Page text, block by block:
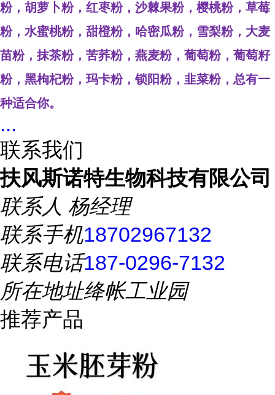
粉，胡萝卜粉，红枣粉，沙棘果粉，樱桃粉，草莓
粉，水蜜桃粉，甜橙粉，哈密瓜粉，雪梨粉，大麦
苗粉，抹茶粉，苦荞粉，燕麦粉，葡萄粉，葡萄籽
粉，黑枸杞粉，玛卡粉，锁阳粉，韭菜粉，总有一
种适合你。
...
联系我们
扶风斯诺特生物科技有限公司
联系人 杨经理
联系手机18702967132
联系电话187-0296-7132
所在地址绛帐工业园
推荐产品